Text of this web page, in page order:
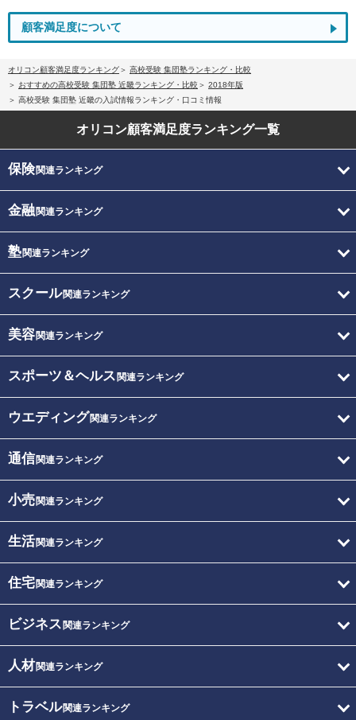
顧客満足度について
オリコン顧客満足度ランキング
高校受験 集団塾ランキング・比較
おすすめの高校受験 集団塾 近畿ランキング・比較
2018年版
高校受験 集団塾 近畿の入試情報ランキング・口コミ情報
オリコン顧客満足度ランキング一覧
保険関連ランキング
金融関連ランキング
塾関連ランキング
スクール関連ランキング
美容関連ランキング
スポーツ＆ヘルス 関連ランキング
ウエディング関連ランキング
通信関連ランキング
小売関連ランキング
生活関連ランキング
住宅関連ランキング
ビジネス 関連ランキング
人材関連ランキング
トラベル関連ランキング